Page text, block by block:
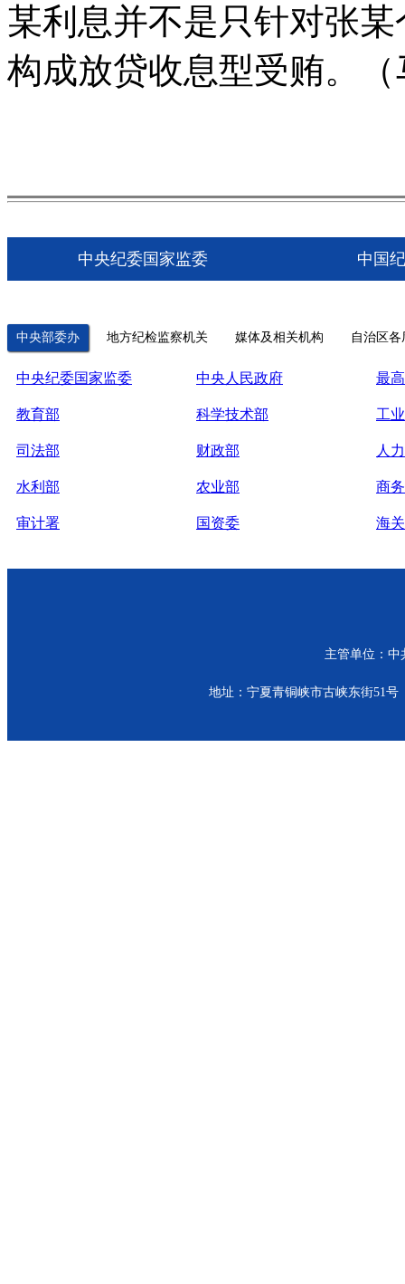
某利息并不是只针对张
构成放贷收息型受贿。
中央纪委国家监委 中国
中央部委办 地方纪检监察机关 媒体及相关机构 自治区
中央纪委国家监委 中央人民政府 最
教育部 科学技术部 工
司法部 财政部 人
水利部 农业部 商
审计署 国资委 海
主管单位：
地址：宁夏青铜峡市古峡东街51